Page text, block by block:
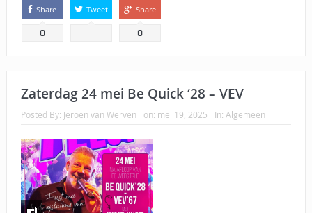
Share
0
Tweet Share
0
Zaterdag 24 mei Be Quick ‘28 – VEV
Posted By: Jeroen van Werven on: mei 19, 2025 In: Algemeen